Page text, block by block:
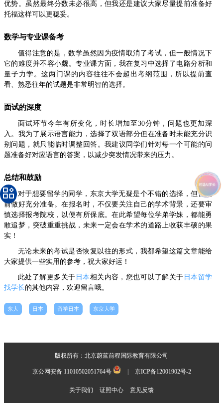
优势。虽然最终分数未必很高，但我还是建议大家尽量提前准备好
托福这样可以更稳妥。
数学与专业课备考
值得注意的是，数学虽然因为疫情取消了考试，但一般情况下
它的难度并不容小觑。专业课方面，我在复习中选择了电路分析和
量子力学。这两门课的内容往往不会超出考纲范围，所以提前查
看、熟悉往年的试题是非常明智的选择。
面试的深度
面试环节今年有所变化，时长增加至30分钟，问题也更加深
入。我为了展示语言能力，选择了双语部分但在准备时未能充分识
别问题，就只能临时调整回答。我建议同学们针对每一个可能的问
题准备好对应语言的答案，以减少突发情况带来的压力。
总结和鼓励
对于想要留学的同学，东京大学无疑是个不错的选择，但需提
前做好充分准备。在报名时，不仅要关注自己的学术背景，还要审
慎选择报考院校，以便有所保底。在此希望每位学弟学妹，都能勇
敢追梦，突破重重挑战，未来一定会在学术的道路上收获丰硕的果
实！
无论未来的考试是否恢复以往的形式，我都希望这篇文章能给
大家提供一些实用的参考，祝大家好运！
此处了解更多关于 日本相关内容，您也可以了解关于 日本留学
找学长的其他内容，欢迎留言哦。
东大 日本 留学日本 东京大学
版权所有：北京蔚蓝前程国际教育有限公司
京公网安备 11010502051764号 | 京ICP备12001902号-2
关于我们 证照中心 意见反馈